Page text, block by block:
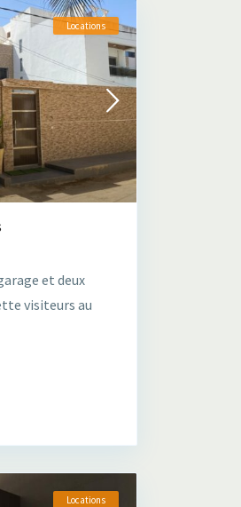
Locations
et deux
visiteurs au
Locations